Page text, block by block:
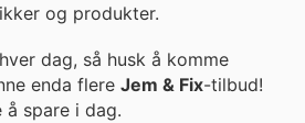
og produkter.
dag, så husk å komme
enda flere Jem & Fix-tilbud!
spare i dag.